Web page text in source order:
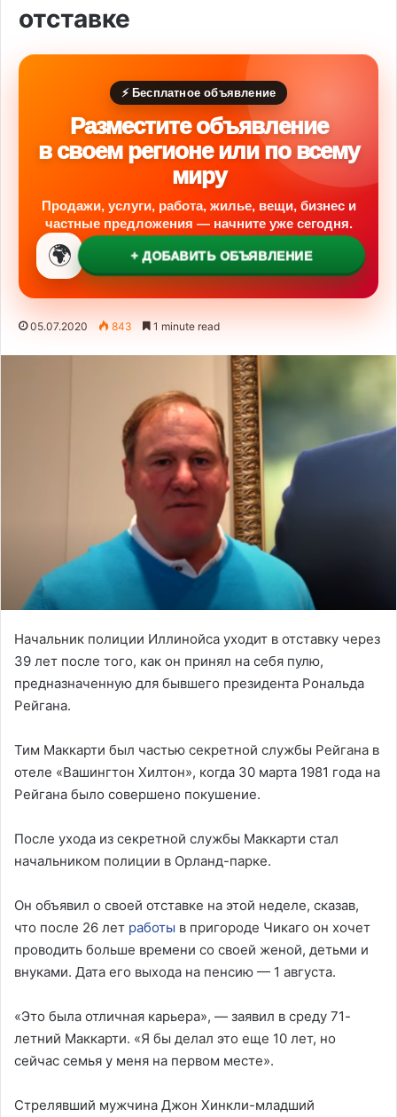
отставке
⚡ Бесплатное объявление
Разместите объявление
в своем регионе или по всему
миру
Продажи, услуги, работа, жилье, вещи, бизнес и
частные предложения — начните уже сегодня.
🌍 + ДОБАВИТЬ ОБЪЯВЛЕНИЕ
05.07.2020 843 1 minute read
Начальник полиции Иллинойса уходит в отставку через
39 лет после того, как он принял на себя пулю,
предназначенную для бывшего президента Рональда
Рейгана.
Тим Маккарти был частью секретной службы Рейгана в
отеле «Вашингтон Хилтон», когда 30 марта 1981 года на
Рейгана было совершено покушение.
После ухода из секретной службы Маккарти стал
начальником полиции в Орланд-парке.
Он объявил о своей отставке на этой неделе, сказав,
что после 26 лет работы в пригороде Чикаго он хочет
проводить больше времени со своей женой, детьми и
внуками. Дата его выхода на пенсию — 1 августа.
«Это была отличная карьера», — заявил в среду 71-
летний Маккарти. «Я бы делал это еще 10 лет, но
сейчас семья у меня на первом месте».
Стрелявший мужчина Джон Хинкли-младший